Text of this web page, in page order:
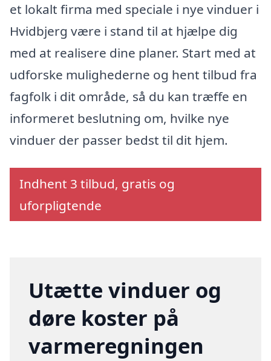
et lokalt firma med speciale i nye vinduer i
Hvidbjerg være i stand til at hjælpe dig
med at realisere dine planer. Start med at
udforske mulighederne og hent tilbud fra
fagfolk i dit område, så du kan træffe en
informeret beslutning om, hvilke nye
vinduer der passer bedst til dit hjem.
Indhent 3 tilbud, gratis og
uforpligtende
Utætte vinduer og
døre koster på
varmeregningen